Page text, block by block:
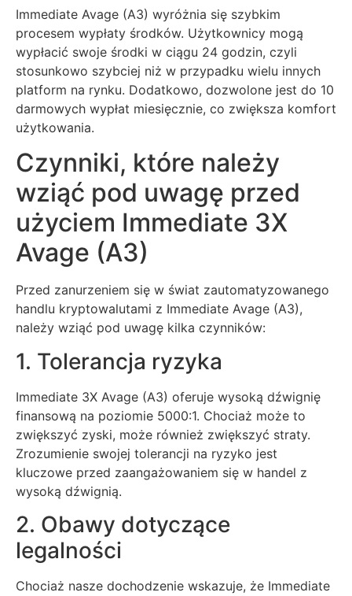
Immediate Avage (A3) wyróżnia się szybkim
procesem wypłaty środków. Użytkownicy mogą
wypłacić swoje środki w ciągu 24 godzin, czyli
stosunkowo szybciej niż w przypadku wielu innych
platform na rynku. Dodatkowo, dozwolone jest do 10
darmowych wypłat miesięcznie, co zwiększa komfort
użytkowania.
Czynniki, które należy
wziąć pod uwagę przed
użyciem Immediate 3X
Avage (A3)
Przed zanurzeniem się w świat zautomatyzowanego
handlu kryptowalutami z Immediate Avage (A3),
należy wziąć pod uwagę kilka czynników:
1. Tolerancja ryzyka
Immediate 3X Avage (A3) oferuje wysoką dźwignię
finansową na poziomie 5000:1. Chociaż może to
zwiększyć zyski, może również zwiększyć straty.
Zrozumienie swojej tolerancji na ryzyko jest
kluczowe przed zaangażowaniem się w handel z
wysoką dźwignią.
2. Obawy dotyczące
legalności
Chociaż nasze dochodzenie wskazuje, że Immediate